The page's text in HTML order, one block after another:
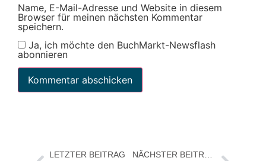
Name, E-Mail-Adresse und Website in diesem
Browser für meinen nächsten Kommentar
speichern.
Ja, ich möchte den BuchMarkt-Newsflash
abonnieren
LETZTER BEITRAG